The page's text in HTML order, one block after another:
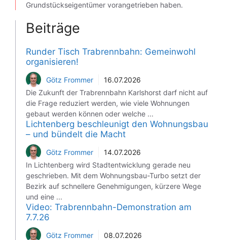
Grundstückseigentümer vorangetrieben haben.
Beiträge
Runder Tisch Trabrennbahn: Gemeinwohl
organisieren!
Götz Frommer
16.07.2026
Die Zukunft der Trabrennbahn Karlshorst darf nicht auf
die Frage reduziert werden, wie viele Wohnungen
gebaut werden können oder welche ...
Lichtenberg beschleunigt den Wohnungsbau
– und bündelt die Macht
Götz Frommer
14.07.2026
In Lichtenberg wird Stadtentwicklung gerade neu
geschrieben. Mit dem Wohnungsbau-Turbo setzt der
Bezirk auf schnellere Genehmigungen, kürzere Wege
und eine ...
Video: Trabrennbahn-Demonstration am
7.7.26
Götz Frommer
08.07.2026